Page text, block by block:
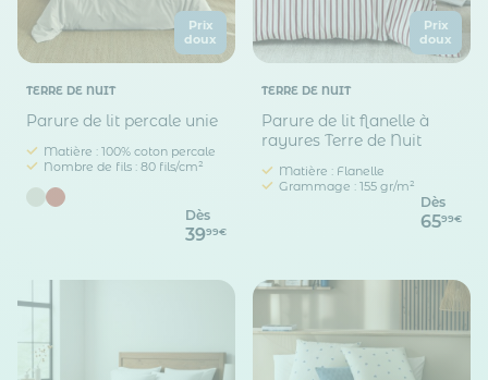
Prix
doux
TERRE DE NUIT
Parure de lit percale unie
Matière : 100% coton percale
Nombre de fils : 80 fils/cm²
Dès
3999€
Prix
doux
TERRE DE NUIT
Parure de lit flanelle à
rayures Terre de Nuit
Matière : Flanelle
Grammage : 155 gr/m²
Dès
6599€